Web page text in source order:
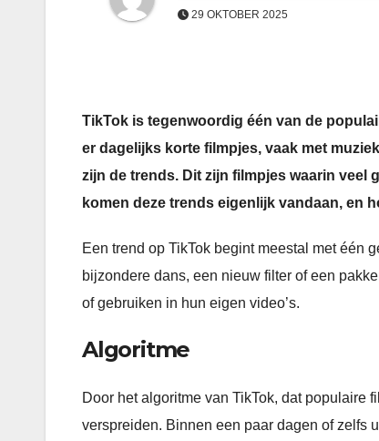
29 OKTOBER 2025
TikTok is tegenwoordig één van de
er dagelijks korte filmpjes, vaak met
zijn de trends. Dit zijn filmpjes waarin veel
komen deze trends eigenlijk vandaan, en
Een trend op TikTok begint meestal met één
bijzondere dans, een nieuw filter of een
of gebruiken in hun eigen video’s.
Algoritme
Door het algoritme van TikTok, dat populaire
verspreiden. Binnen een paar dagen of zelfs